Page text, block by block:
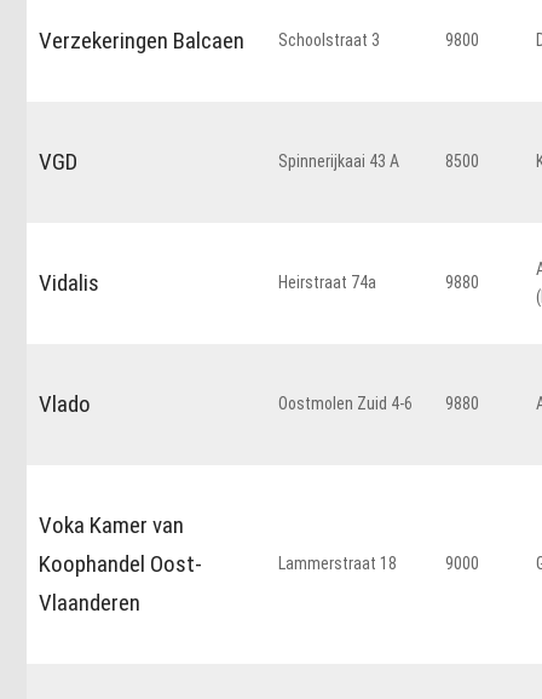
Verzekeringen Balcaen Schoolstraat 3 9800
VGD Spinnerijkaai 43 A 8500
Vidalis Heirstraat 74a 9880
Vlado Oostmolen Zuid 4-6 9880
Voka Kamer van
Koophandel Oost-
Vlaanderen
Lammerstraat 18 9000